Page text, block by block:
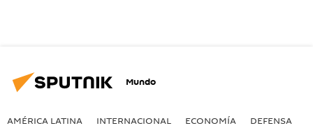
Mundo
AMÉRICA LATINA INTERNACIONAL ECONOMÍA DEFENSA